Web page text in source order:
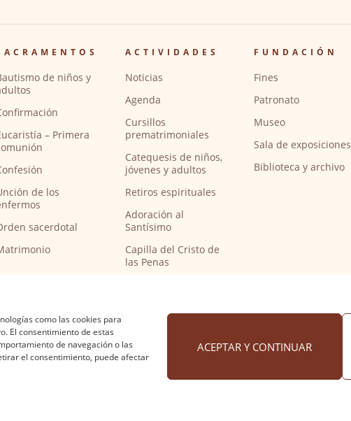
como las cookies para
El consentimiento de estas
de navegación o las
el consentimiento, puede afectar
ACEPTAR Y CONTINUAR
de niños y
– Primera
de los
sacerdotal
ACTIVIDADES
Noticias
Agenda
Cursillos
prematrimoniales
Catequesis de niños,
jóvenes y adultos
Retiros espirituales
Adoración al
Santísimo
Capilla del Cristo de
las Penas
peregrinos del
FUNDACIÓN
Fines
Patronato
Museo
Sala de exposiciones
Biblioteca y archivo